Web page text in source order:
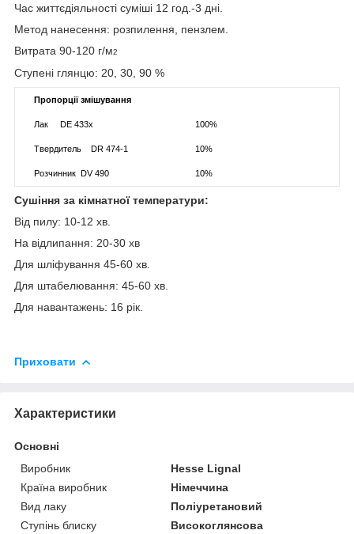
Час життєдіяльності суміші 12 год.-3 дні.
Метод нанесення: розпилення, пензлем.
Витрата 90-120 г/м2
Ступені глянцю: 20, 30, 90 %
Пропорції змішування
Лак DE 433x 100%
Твердитель DR 474-1 10%
Розчинник DV 490 10%
Сушіння за кімнатної температури:
Від пилу: 10-12 хв.
На відлипання: 20-30 хв
Для шліфування 45-60 хв.
Для штабелювання: 45-60 хв.
Для навантажень: 16 рік.
Приховати
Характеристики
Основні
Виробник
Hesse Lignal
Країна виробник
Німеччина
Вид лаку
Поліуретановий
Ступінь блиску
Високоглянсова